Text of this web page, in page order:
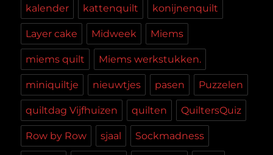
kalender kattenquilt konijnenquilt
Layer cake Midweek Miems
miems quilt Miems werkstukken.
miniquiltje nieuwtjes pasen Puzzelen
quiltdag Vijfhuizen quilten QuiltersQuiz
Row by Row sjaal Sockmadness